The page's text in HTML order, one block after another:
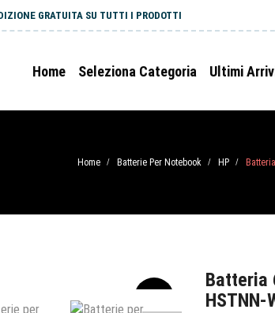
GRATUITA SU TUTTI I PRODOTTI
Home Seleziona Categoria Ultimi
Home / Batterie Per Notebook / HP /
Batteria
HSTNN-